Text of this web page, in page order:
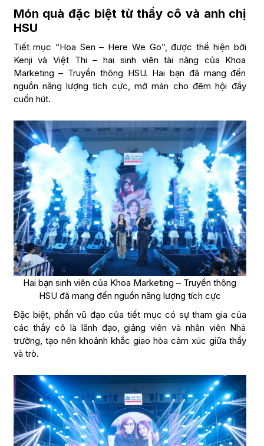
Món quà đặc biệt từ thầy cô và anh chị
HSU
Tiết mục “Hoa Sen – Here We Go”, được thể hiện bởi
Kenji và Việt Thi – hai sinh viên tài năng của Khoa
Marketing – Truyền thông HSU. Hai bạn đã mang đến
nguồn năng lượng tích cực, mở màn cho đêm hội đầy
cuốn hút.
Hai bạn sinh viên của Khoa Marketing – Truyền thông
HSU đã mang đến nguồn năng lượng tích cực
Đặc biệt, phần vũ đạo của tiết mục có sự tham gia của
các thầy cô là lãnh đạo, giảng viên và nhân viên Nhà
trường, tạo nên khoảnh khắc giao hòa cảm xúc giữa thầy
và trò.